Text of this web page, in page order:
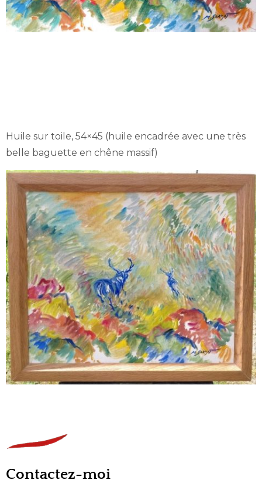
Huile sur toile, 54×45 (huile encadrée avec une très
belle baguette en chêne massif)
Contactez-moi